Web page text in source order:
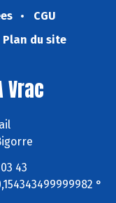
CGU
Plan du site
Vrac
43
°